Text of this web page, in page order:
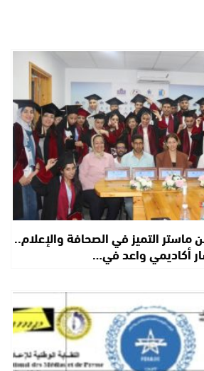
ماستر التميز في الصحافة والإعلام..
واعد في…